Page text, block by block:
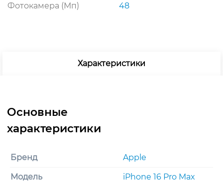
Фотокамера (Мп) 48
Характеристики
Бренд Apple
Модель iPhone 16 Pro Max